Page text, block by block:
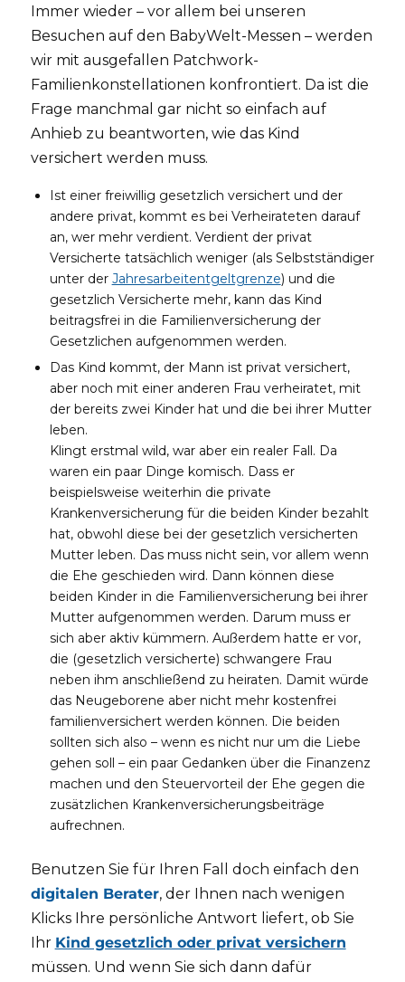
Immer wieder – vor allem bei unseren
Besuchen auf den BabyWelt-Messen – werden
wir mit ausgefallen Patchwork-
Familienkonstellationen konfrontiert. Da ist die
Frage manchmal gar nicht so einfach auf
Anhieb zu beantworten, wie das Kind
versichert werden muss.
Ist einer freiwillig gesetzlich versichert und der
andere privat, kommt es bei Verheirateten darauf
an, wer mehr verdient. Verdient der privat
Versicherte tatsächlich weniger (als Selbstständiger
unter der Jahresarbeitentgeltgrenze) und die
gesetzlich Versicherte mehr, kann das Kind
beitragsfrei in die Familienversicherung der
Gesetzlichen aufgenommen werden.
Das Kind kommt, der Mann ist privat versichert,
aber noch mit einer anderen Frau verheiratet, mit
der bereits zwei Kinder hat und die bei ihrer Mutter
leben.
Klingt erstmal wild, war aber ein realer Fall. Da
waren ein paar Dinge komisch. Dass er
beispielsweise weiterhin die private
Krankenversicherung für die beiden Kinder bezahlt
hat, obwohl diese bei der gesetzlich versicherten
Mutter leben. Das muss nicht sein, vor allem wenn
die Ehe geschieden wird. Dann können diese
beiden Kinder in die Familienversicherung bei ihrer
Mutter aufgenommen werden. Darum muss er
sich aber aktiv kümmern. Außerdem hatte er vor,
die (gesetzlich versicherte) schwangere Frau
neben ihm anschließend zu heiraten. Damit würde
das Neugeborene aber nicht mehr kostenfrei
familienversichert werden können. Die beiden
sollten sich also – wenn es nicht nur um die Liebe
gehen soll – ein paar Gedanken über die Finanzenz
machen und den Steuervorteil der Ehe gegen die
zusätzlichen Krankenversicherungsbeiträge
aufrechnen.
Benutzen Sie für Ihren Fall doch einfach den
digitalen Berater, der Ihnen nach wenigen
Klicks Ihre persönliche Antwort liefert, ob Sie
Ihr Kind gesetzlich oder privat versichern
müssen. Und wenn Sie sich dann dafür